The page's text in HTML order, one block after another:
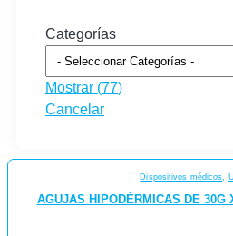
Categorías
Mostrar (77)
Cancelar
Dispositivos médicos
AGUJAS HIPODÉRMICAS DE 30G